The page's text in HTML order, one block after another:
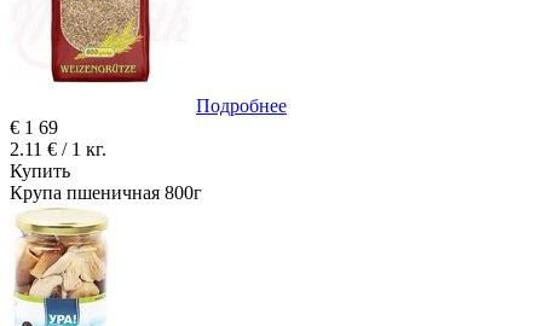
Подробнее
€ 1 69
2.11 € / 1 кг.
Купить
Крупа пшеничная 800г